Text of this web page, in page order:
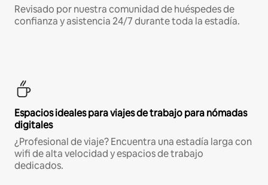
Revisado por nuestra comunidad de huéspedes de
confianza y asistencia 24/7 durante toda la estadía.
Espacios ideales para viajes de trabajo para nómadas
digitales
¿Profesional de viaje? Encuentra una estadía larga con
wifi de alta velocidad y espacios de trabajo
dedicados.